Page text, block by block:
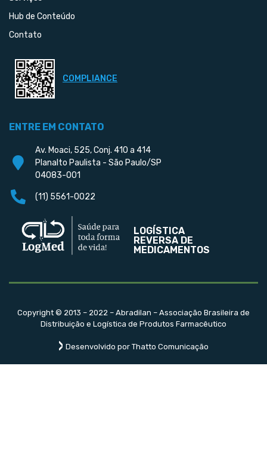
Hub de Conteúdo
Contato
COMPLIANCE
ENTRE EM CONTATO
Av. Moaci, 525, Conj. 410 a 414
Planalto Paulista - São Paulo/SP
04083-001
(11) 5561-0022
LOGÍSTICA
REVERSA DE
MEDICAMENTOS
Copyright © 2013 – 2022 – Abradilan – Associação Brasileira de
Distribuição e Logística de Produtos Farmacêutico
Desenvolvido por Thatto Comunicação